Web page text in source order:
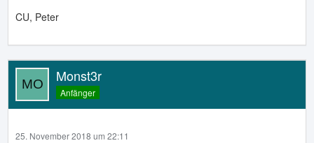
CU, Peter
Monst3r
Anfänger
25. November 2018 um 22:11